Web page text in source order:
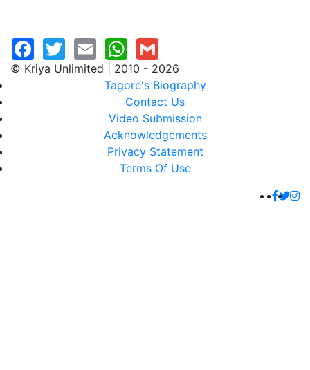
© Kriya Unlimited | 2010 - 2026
Tagore's Biography
Contact Us
Video Submission
Acknowledgements
Privacy Statement
Terms Of Use